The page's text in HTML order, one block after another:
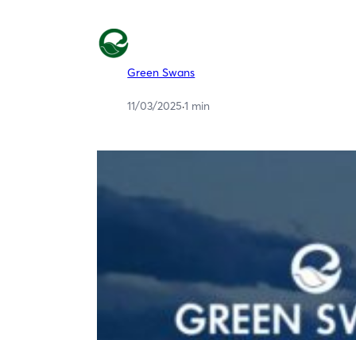
Green Swans
11/03/2025·1 min